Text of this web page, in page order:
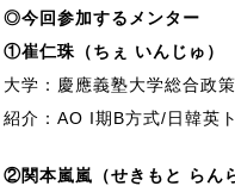
◎今回参加するメンター
①崔仁珠（ちぇ いんじゅ）
大学：慶應義塾大学総合政
紹介：AO I期B方式/日韓英
②関本嵐嵐（せきもと らん